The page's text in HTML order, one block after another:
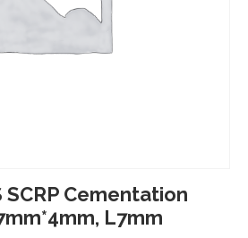
Cementation
L7mm